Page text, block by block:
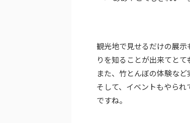
観光地で見せるだけの展
りを知ることが出来てとて
また、竹とんぼの体験など
そして、イベントもやら
ですね。